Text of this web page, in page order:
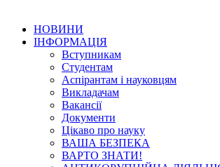
НОВИНИ
ІНФОРМАЦІЯ
Вступникам
Студентам
Аспірантам і науковцям
Викладачам
Вакансії
Документи
Цікаво про науку
ВАША БЕЗПЕКА
ВАРТО ЗНАТИ!